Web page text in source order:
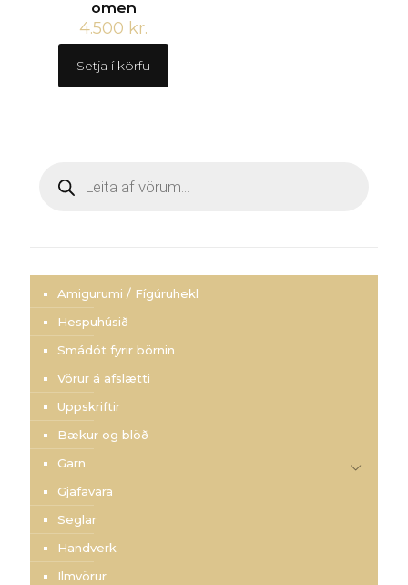
omen
4.500 kr.
Setja í körfu
search
Amigurumi / Fígúruhekl
Hespuhúsið
Smádót fyrir börnin
Vörur á afslætti
Uppskriftir
Bækur og blöð
Garn
Gjafavara
Seglar
Handverk
Ilmvörur